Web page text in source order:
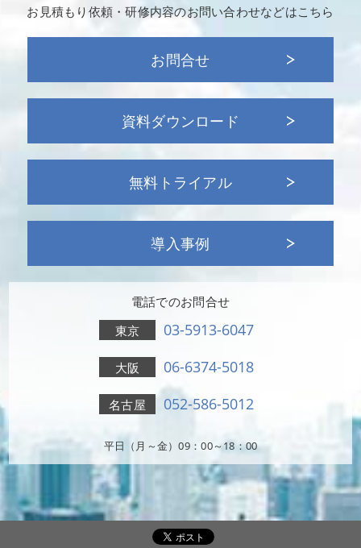
お見積もり依頼・研修内容のお問い合わせなどはこちら
お問合せ
資料ダウンロード
無料トライアル
導入事例
電話でのお問合せ
東京
03-5913-6047
大阪 06-6374-5018
名古屋 052-586-5012
平日（月～金）09：00～18：00